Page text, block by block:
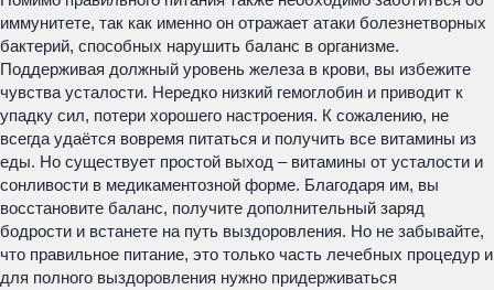
иммунитете, так как именно он отражает атаки болезнетворных
бактерий, способных нарушить баланс в организме.
Поддерживая должный уровень железа в крови, вы избежите
чувства усталости. Нередко низкий гемоглобин и приводит к
упадку сил, потери хорошего настроения. К сожалению, не
всегда удаётся вовремя питаться и получить все витамины из
еды. Но существует простой выход – витамины от усталости и
сонливости в медикаментозной форме. Благодаря им, вы
восстановите баланс, получите дополнительный заряд
бодрости и встанете на путь выздоровления. Но не забывайте,
что правильное питание, это только часть лечебных процедур и
для полного выздоровления нужно придерживаться